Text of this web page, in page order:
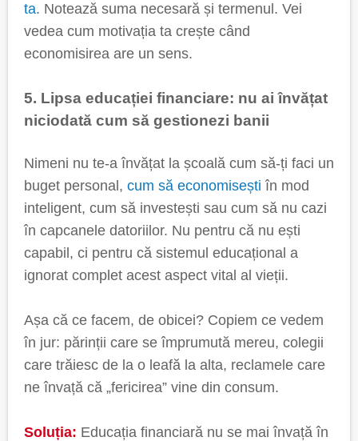
ta. Notează suma necesară și termenul. Vei
vedea cum motivația ta crește când
economisirea are un sens.
5. Lipsa educației financiare: nu ai învățat
niciodată cum să gestionezi banii
Nimeni nu te-a învățat la școală cum să-ți faci un
buget personal, cum să economisești în mod
inteligent, cum să investești sau cum să nu cazi
în capcanele datoriilor. Nu pentru că nu ești
capabil, ci pentru că sistemul educațional a
ignorat complet acest aspect vital al vieții.
Așa că ce facem, de obicei? Copiem ce vedem
în jur: părinții care se împrumută mereu, colegii
care trăiesc de la o leafă la alta, reclamele care
ne învață că „fericirea” vine din consum.
Soluția: Educația financiară nu se mai învață în